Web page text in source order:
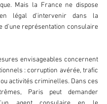
Mais la France ne dispose
légal d'intervenir dans la
d'une représentation consulaire
envisageables concernent
: corruption avérée, trafic
activités criminelles. Dans ces
Paris peut demander